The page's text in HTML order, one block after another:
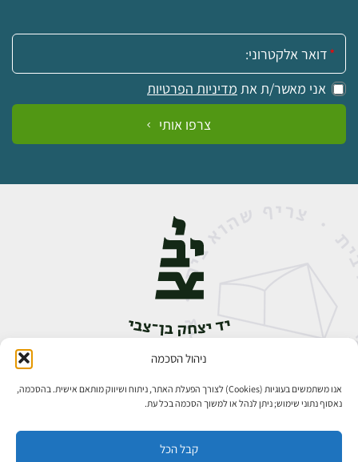
ניהול הסכמה
אנו משתמשים בעוגיות (Cookies) לצורך הפעלת האתר, ניתוח ושיווק מותאם אישית. בהסכמה,
נאסוף נתוני שימוש; ניתן לנהל או למשוך הסכמה בכל עת.
קבל הכל
אימייל:
אני מאשר/ת את מדיניות הפרטיות
צרפו אותי
אבן גבירול 14, רחביה, ירושלים